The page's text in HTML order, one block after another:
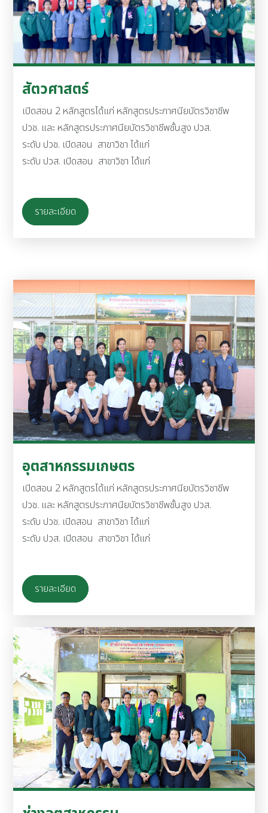
สัตวศาสตร์
เปิดสอน 2 หลักสูตรได้แก่ หลักสูตรประกาศนียบัตรวิชาชีพ
ปวช. และ หลักสูตรประกาศนียบัตรวิชาชีพชั้นสูง ปวส.
ระดับ ปวช. เปิดสอน สาขาวิชา ได้แก่
ระดับ ปวส. เปิดสอน สาขาวิชา ได้แก่
รายละเอียด
อุตสาหกรรมเกษตร
เปิดสอน 2 หลักสูตรได้แก่ หลักสูตรประกาศนียบัตรวิชาชีพ
ปวช. และ หลักสูตรประกาศนียบัตรวิชาชีพชั้นสูง ปวส.
ระดับ ปวช. เปิดสอน สาขาวิชา ได้แก่
ระดับ ปวส. เปิดสอน สาขาวิชา ได้แก่
รายละเอียด